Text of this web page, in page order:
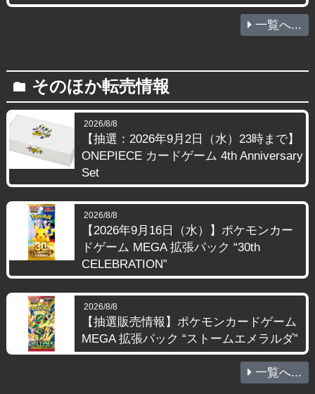
一覧へ...
folder そのほか転売情報
2026/8/8
【抽選：2026年9月2日（水）23時まで】
ONEPIECE カードゲーム 4th Anniversary
Set
2026/8/8
【2026年9月16日（水）】ポケモンカー
ドゲーム MEGA 拡張パック “30th
CELEBRATION”
2026/8/8
【抽選販売情報】ポケモンカードゲーム
MEGA 拡張パック “ストームエメラルダ”
一覧へ...